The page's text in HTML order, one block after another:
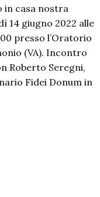
in casa nostra
14 giugno 2022 alle
presso l’Oratorio
(VA). Incontro
Roberto Seregni,
Fidei Donum in